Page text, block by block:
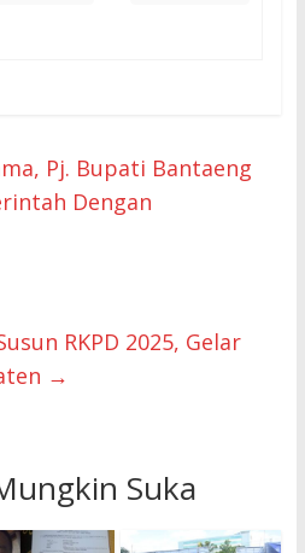
Pj. Bupati Bantaeng
Dengan
RKPD 2025, Gelar
→
Suka